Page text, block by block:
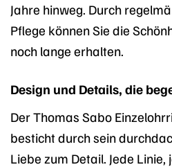
Jahre hinweg. Durch
Pflege können Sie die
noch lange erhalten.
Design und Details, die
Der Thomas Sabo
besticht durch sein
Liebe zum Detail. Jede